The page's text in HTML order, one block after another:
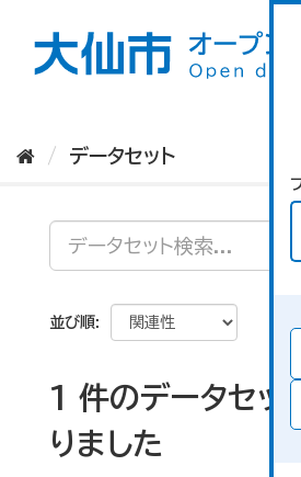
データセット
並び順
1 件のデータセッ
りました